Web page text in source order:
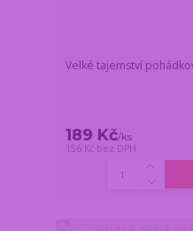
Velké tajemství
189 Kč/ks
156 Kč bez DPH